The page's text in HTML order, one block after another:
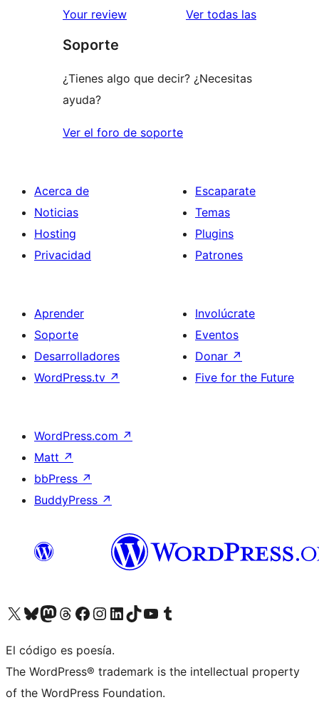
Your review Ver todas las
Soporte
¿Tienes algo que decir? ¿Necesitas
ayuda?
Ver el foro de soporte
Acerca de
Noticias
Hosting
Privacidad
Escaparate
Temas
Plugins
Patrones
Aprender
Soporte
Desarrolladores
WordPress.tv ↗
Involúcrate
Eventos
Donar ↗
Five for the Future
WordPress.com ↗
Matt ↗
bbPress ↗
BuddyPress ↗
Visita nuestra cuenta de X (anteriormente Twitter)
Visita nuestra cuenta de Bluesky
Visita nuestra cuenta de Mastodon
Visita nuestra cuenta de Threads
Visita nuestra página de Facebook
Visita nuestra cuenta de Instagram
Visita nuestra cuenta de LinkedIn
Visita nuestra cuenta de TikTok
Visita nuestro canal de YouTube
Visita nuestra cuenta de Tumblr
El código es poesía.
The WordPress® trademark is the intellectual property
of the WordPress Foundation.